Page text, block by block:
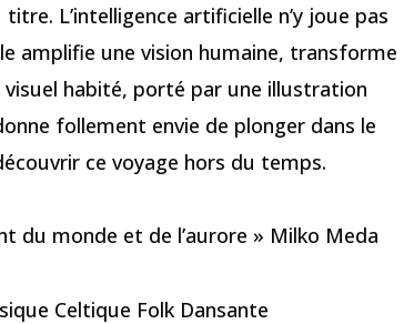
L’intelligence artificielle n’y joue pas
amplifie une vision humaine, transforme
habité, porté par une illustration
follement envie de plonger dans le
ce voyage hors du temps.
du monde et de l’aurore » Milko Meda
Celtique Folk Dansante